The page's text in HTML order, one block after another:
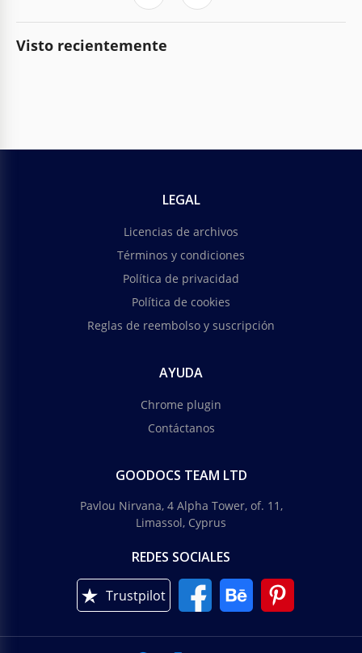
Visto recientemente
LEGAL
Licencias de archivos
Términos y condiciones
Política de privacidad
Política de cookies
Reglas de reembolso y suscripción
AYUDA
Chrome plugin
Contáctanos
GOODOCS TEAM LTD
Pavlou Nirvana, 4 Alpha Tower, of. 11,
Limassol, Cyprus
REDES SOCIALES
Trustpilot